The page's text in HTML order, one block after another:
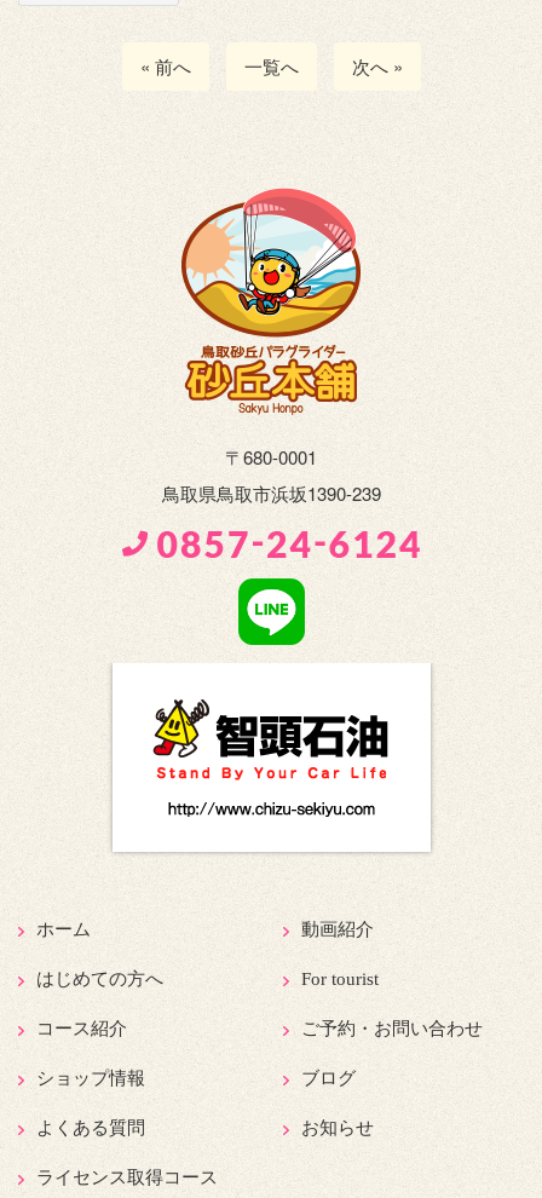
« 前へ 一覧へ 次へ »
〒680-0001
鳥取県鳥取市浜坂1390-239
ホーム
はじめての方へ
コース紹介
ショップ情報
よくある質問
ライセンス取得コース
動画紹介
For tourist
ご予約・お問い合わせ
ブログ
お知らせ